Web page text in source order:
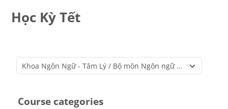
Học Kỳ Tết
Course categories
Course categories